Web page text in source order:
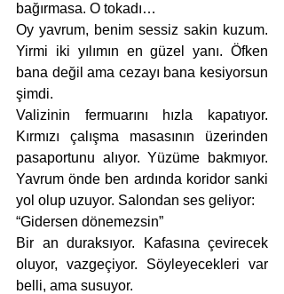
bağırmasa. O tokadı…
Oy yavrum, benim sessiz sakin kuzum.
Yirmi iki yılımın en güzel yanı. Öfken
bana değil ama cezayı bana kesiyorsun
şimdi.
Valizinin fermuarını hızla kapatıyor.
Kırmızı çalışma masasının üzerinden
pasaportunu alıyor. Yüzüme bakmıyor.
Yavrum önde ben ardında koridor sanki
yol olup uzuyor. Salondan ses geliyor:
“Gidersen dönemezsin”
Bir an duraksıyor. Kafasına çevirecek
oluyor, vazgeçiyor. Söyleyecekleri var
belli, ama susuyor.